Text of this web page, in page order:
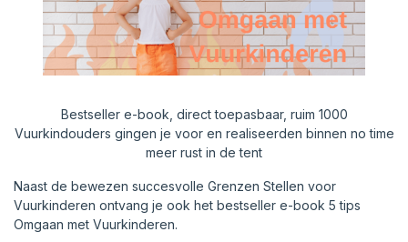
Bestseller e-book, direct toepasbaar, ruim 1000
Vuurkindouders gingen je voor en realiseerden binnen no time
meer rust in de tent
Naast de bewezen succesvolle Grenzen Stellen voor
Vuurkinderen ontvang je ook het bestseller e-book 5 tips
Omgaan met Vuurkinderen.